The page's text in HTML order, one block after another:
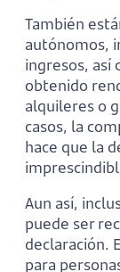
También
autónomos,
ingresos, así
obtenido
alquileres o
casos, la
hace que la
Aun así,
puede ser
declaración.
para